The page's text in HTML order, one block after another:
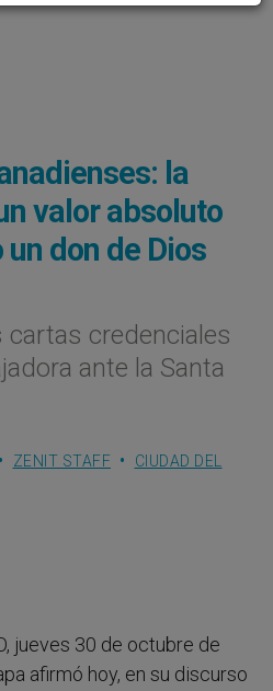
la
valor absoluto
don de Dios
cartas credenciales
ante la Santa
ZENIT STAFF
CIUDAD DEL
jueves 30 de octubre de
afirmó hoy, en su discurso